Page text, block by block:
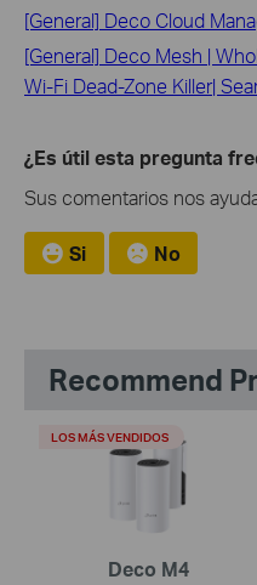
[General] Deco Cloud
[General] Deco Mesh |
Wi-Fi Dead-Zone Killer|
¿Es útil esta pregunta
Sus comentarios nos
Si No
Recommend
Deco M4
LOS MÁS VENDIDOS